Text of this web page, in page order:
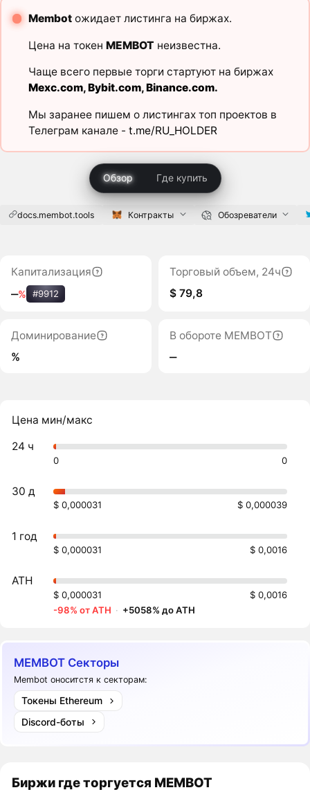
Membotожидает листинга на биржах.
Цена на токен MEMBOT неизвестна.
Чаще всего первые торги стартуют на биржах
Mexc.com,Bybit.com,Binance.com.
Мы заранее пишем о листингах топ проектов в
Телеграм канале - t.me/RU_HOLDER
Обзор Где купить
docs.membot.tools Контракты Обозреватели
Капитализация
‒% #9912
Торговый объем, 24ч
$ 79,8
Доминирование
%
В обороте MEMBOT
‒
Цена мин/макс
24 ч
0 0
30 д
$ 0,000031 $ 0,000039
1 год
$ 0,000031 $ 0,0016
ATH
$ 0,000031
$ 0,0016
-98% от ATH · +5058% до ATH
MEMBOT Секторы
Membot оноситстя к секторам:
Токены Ethereum
Discord-боты
Биржи где торгуется MEMBOT